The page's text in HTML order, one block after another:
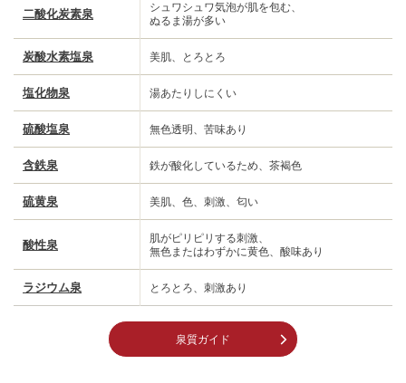
二酸化炭素泉
シュワシュワ気泡が肌を包む、
ぬるま湯が多い
炭酸水素塩泉 美肌、とろとろ
塩化物泉 湯あたりしにくい
硫酸塩泉 無色透明、苦味あり
含鉄泉 鉄が酸化しているため、茶褐色
硫黄泉 美肌、色、刺激、匂い
酸性泉
肌がピリピリする刺激、
無色またはわずかに黄色、酸味あり
ラジウム泉 とろとろ、刺激あり
泉質ガイド